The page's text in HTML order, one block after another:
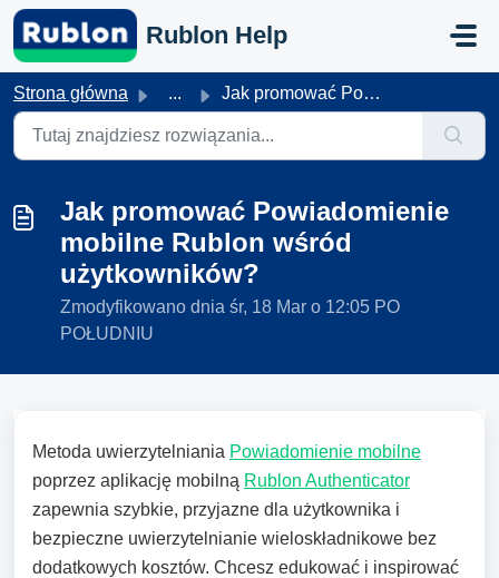
Przejdź do głównej treści
Rublon Help
Strona główna ... Jak promować Powiadomienie mobilne Rublon wśród użytkowni...
Jak promować Powiadomienie
mobilne Rublon wśród
użytkowników?
Zmodyfikowano dnia śr, 18 Mar o 12:05 PO
POŁUDNIU
Metoda uwierzytelniania Powiadomienie mobilne
poprzez aplikację mobilną Rublon Authenticator
zapewnia szybkie, przyjazne dla użytkownika i
bezpieczne uwierzytelnianie wieloskładnikowe bez
dodatkowych kosztów. Chcesz edukować i inspirować